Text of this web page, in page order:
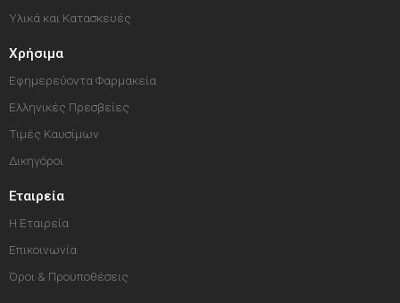
Υλικά και Κατασκευές
Χρήσιμα
Εφημερεύοντα Φαρμακεία
Ελληνικές Πρεσβείες
Τιμές Καυσίμων
Δικηγόροι
Εταιρεία
Η Εταιρεία
Επικοινωνία
Όροι & Προϋποθέσεις